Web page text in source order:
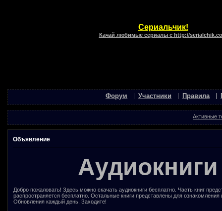
Сериальчик!
Качай любимые сериалы с http://
Форум Участники Правила
Активные
Объявление
Добро пожаловать! Здесь можно скачать аудиокниги бесплатно. Часть книг
распространяется бесплатно. Остальные книги представлены для
Обновления каждый день. Заходите!